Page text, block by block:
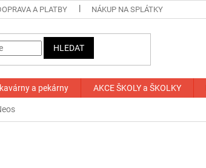
A PLATBY NÁKUP NA SPLÁTKY
HLEDAT
a pekárny AKCE ŠKOLY a ŠKOLKY